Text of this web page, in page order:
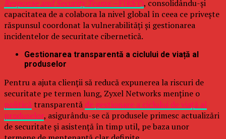
Response and Security Teams –FIRST), consolidându-și
capacitatea de a colabora la nivel global în ceea ce privește
răspunsul coordonat la vulnerabilități și gestionarea
incidentelor de securitate cibernetică.
Gestionarea transparentă a ciclului de viață al
produselor
Pentru a ajuta clienții să reducă expunerea la riscuri de
securitate pe termen lung, Zyxel Networks menține o
politică transparentă de gestionare a ciclului de viață al
produselor, asigurându-se că produsele primesc actualizări
de securitate și asistență în timp util, pe baza unor